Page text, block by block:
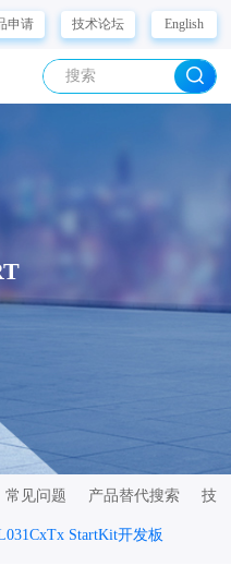
申请 技术论坛 English
StartKit开发板
常见问题 产品替代搜索 技